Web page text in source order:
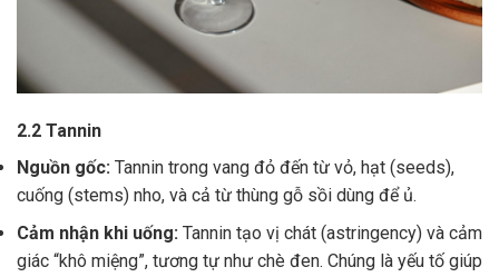
2.2 Tannin
Nguồn gốc: Tannin trong vang đỏ đến từ vỏ, hạt (seeds),
cuống (stems) nho, và cả từ thùng gỗ sồi dùng để ủ.
Cảm nhận khi uống: Tannin tạo vị chát (astringency) và cảm
giác “khô miệng”, tương tự như chè đen. Chúng là yếu tố giúp